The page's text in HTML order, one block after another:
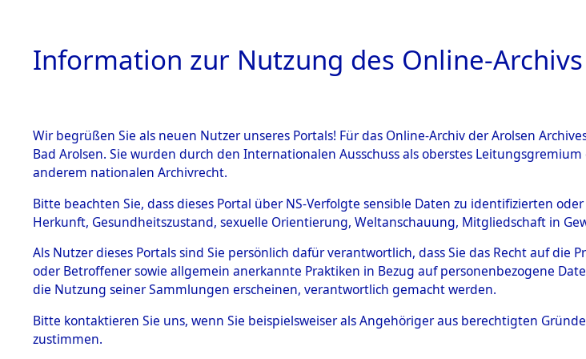
HOME BESTANDSBESCHREIBUNG ARCHIVALE
BESTÄNDE
Inhaftierungsdoku
mente
5. Verschiedenes
Todesmärsche
5.3.1 Alliierte
Routen der Todesmärsche
Flossenbürg, Natzweiler,
und verschiedenen
0111 (84612607)
Information zur Nutzung des Online-
Wir begrüßen Sie als neuen Nutzer unseres Portals! Für das Online-Archiv der Arolsen
Bad Arolsen. Sie wurden durch den Internationalen Ausschuss als oberstes
anderem nationalen Archivrecht.
Bitte beachten Sie, dass dieses Portal über NS-Verfolgte sensible Daten zu identifizierten
Herkunft, Gesundheitszustand, sexuelle Orientierung, Weltanschauung, Mitgliedschaft in
Als Nutzer dieses Portals sind Sie persönlich dafür verantwortlich, dass Sie das Recht auf
oder Betroffener sowie allgemein anerkannte Praktiken in Bezug auf personenbezogene
die Nutzung seiner Sammlungen erscheinen, verantwortlich gemacht werden.
Bitte kontaktieren Sie uns, wenn Sie beispielsweiser als Angehöriger aus berechtigten
zustimmen.